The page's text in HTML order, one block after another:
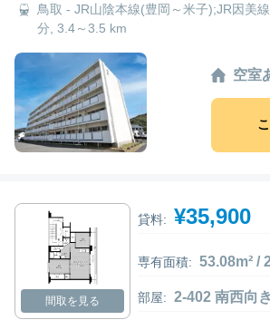
鳥取 - JR山陰本線(豊岡～米子);JR因美
分, 3.4～3.5 km
空室
間取を見る
貸料: ¥35,900
専有面積: 53.08m² /
部屋: 2-402 南西向き